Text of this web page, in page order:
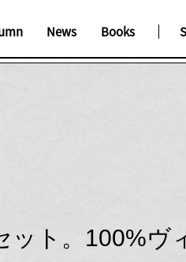
News Books
ト。100%ヴ